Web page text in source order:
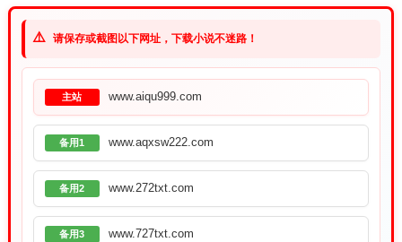
⚠️ 请保存或截图以下网址，下载小说不迷路！
主站 www.aiqu999.com
备用1 www.aqxsw222.com
备用2 www.272txt.com
备用3 www.727txt.com